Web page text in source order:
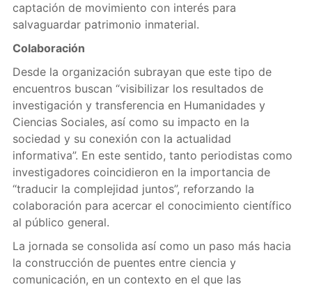
captación de movimiento con interés para
salvaguardar patrimonio inmaterial.
Colaboración
Desde la organización subrayan que este tipo de
encuentros buscan “visibilizar los resultados de
investigación y transferencia en Humanidades y
Ciencias Sociales, así como su impacto en la
sociedad y su conexión con la actualidad
informativa”. En este sentido, tanto periodistas como
investigadores coincidieron en la importancia de
“traducir la complejidad juntos”, reforzando la
colaboración para acercar el conocimiento científico
al público general.
La jornada se consolida así como un paso más hacia
la construcción de puentes entre ciencia y
comunicación, en un contexto en el que las